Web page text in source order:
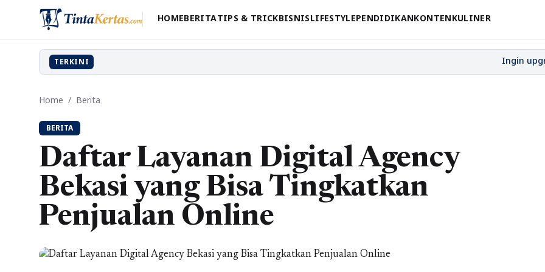
HOMEBERITATIPS & TRICKBISNISLIFESTYLEPENDIDIKANKONTENKULINER
TERKINI
Home / Berita
BERITA
Daftar Layanan Digital Agency
Bekasi yang Bisa Tingkatkan
Penjualan Online